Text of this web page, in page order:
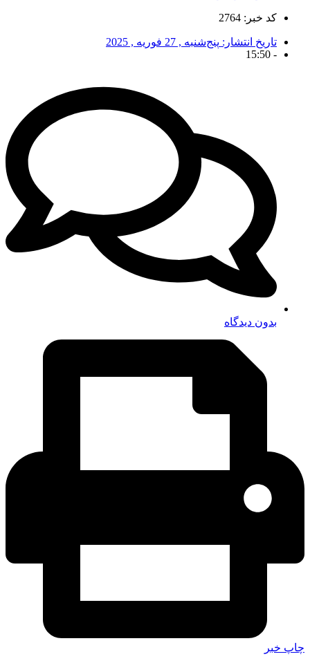
کد خبر: 2764
تاریخ انتشار: پنج‌شنبه , 27 فوریه , 2025
-
15:50
بدون دیدگاه
چاپ خبر